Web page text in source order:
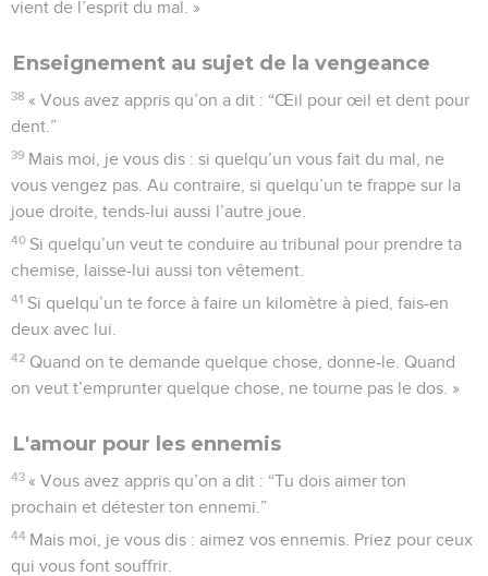
vient de l’esprit du mal. »
Enseignement au sujet de la vengeance
38 « Vous avez appris qu’on a dit : “Œil pour œil et dent pour
dent.”
39 Mais moi, je vous dis : si quelqu’un vous fait du mal, ne
vous vengez pas. Au contraire, si quelqu’un te frappe sur la
joue droite, tends-lui aussi l’autre joue.
40 Si quelqu’un veut te conduire au tribunal pour prendre ta
chemise, laisse-lui aussi ton vêtement.
41 Si quelqu’un te force à faire un kilomètre à pied, fais-en
deux avec lui.
42 Quand on te demande quelque chose, donne-le. Quand
on veut t’emprunter quelque chose, ne tourne pas le dos. »
L'amour pour les ennemis
43 « Vous avez appris qu’on a dit : “Tu dois aimer ton
prochain et détester ton ennemi.”
44 Mais moi, je vous dis : aimez vos ennemis. Priez pour ceux
qui vous font souffrir.